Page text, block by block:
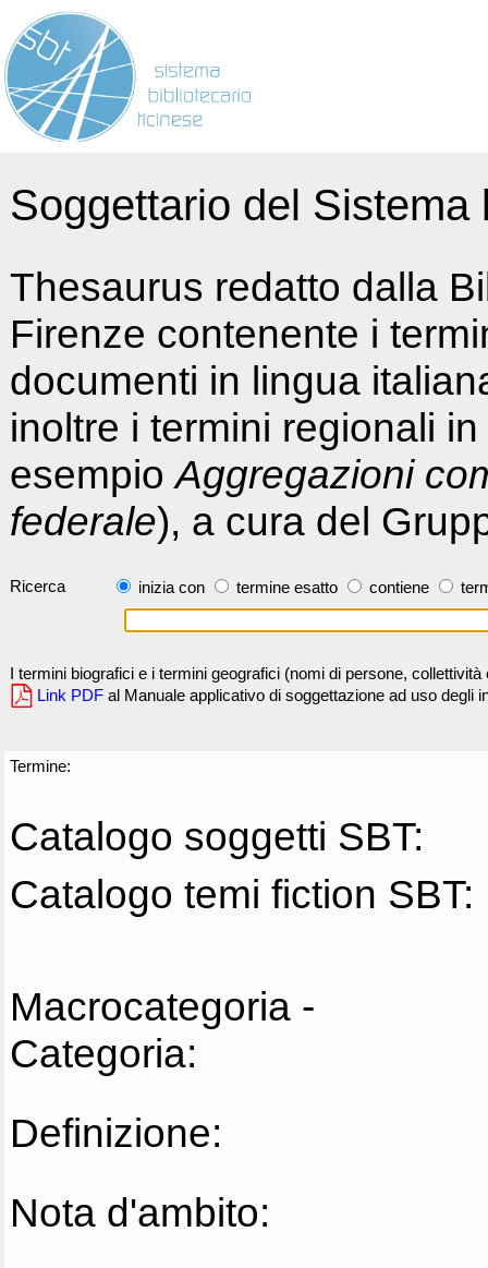
Soggettario del
Thesaurus redatto dalla
Firenze contenente i
documenti in lingua
inoltre i termini regionali
esempioAggregazioni
federale), a cura del
Ricerca inizia con termine esatto contiene
I termini biografici e i termini geografici (nomi di persone,
Link PDF al Manuale applicativo di soggettazione ad uso degli
Termine:
Catalogo soggetti SBT:
Catalogo temi fiction SBT:
Macrocategoria -
Categoria:
Definizione:
Nota d'ambito: